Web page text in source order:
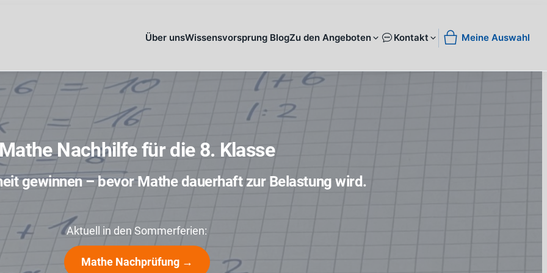
Nachhilfe für die 8. Klasse
gewinnen – bevor Mathe dauerhaft zur Belastung wird.
Aktuell in den Sommerferien:
Mathe Nachprüfung